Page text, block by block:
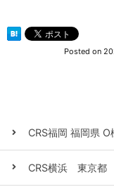
Posted on
CRS福岡 福岡県 O
CRS横浜 東京都